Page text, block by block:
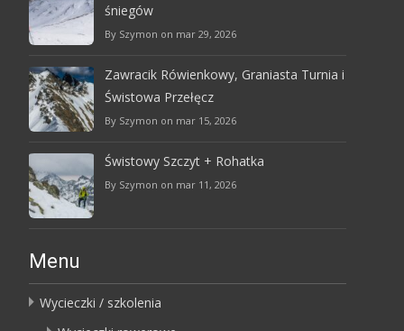
śniegów
By Szymon on mar 29, 2026
Zawracik Rówienkowy, Graniasta Turnia i
Świstowa Przełęcz
By Szymon on mar 15, 2026
Świstowy Szczyt + Rohatka
By Szymon on mar 11, 2026
Menu
Wycieczki / szkolenia